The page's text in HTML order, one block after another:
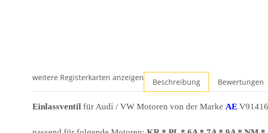
weitere Registerkarten anzeigen Beschreibung Bewertungen
Einlassventil für Audi / VW Motoren von der Marke AE V91416